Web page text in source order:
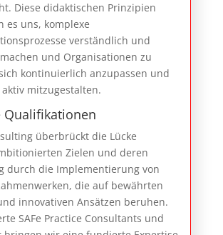
Diese didaktischen Prinzipien
es uns, komplexe
verständlich und
und Organisationen zu
kontinuierlich anzupassen und
mitzugestalten.
Qualifikationen
überbrückt die Lücke
Zielen und deren
durch die Implementierung von
die auf bewährten
innovativen Ansätzen beruhen.
SAFe Practice Consultants und